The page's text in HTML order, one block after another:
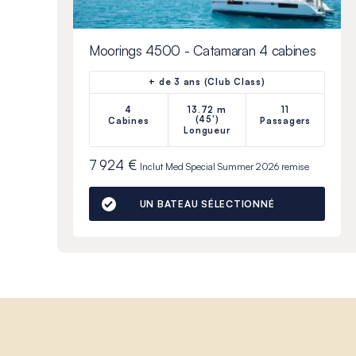
Moorings 4500 - Catamaran 4 cabines
+ de 3 ans (Club Class)
4
Cabines
13.72 m
(45')
Longueur
11
Passagers
7 924 € Inclut Med Special Summer 2026 remise
UN BATEAU SÉLECTIONNÉ